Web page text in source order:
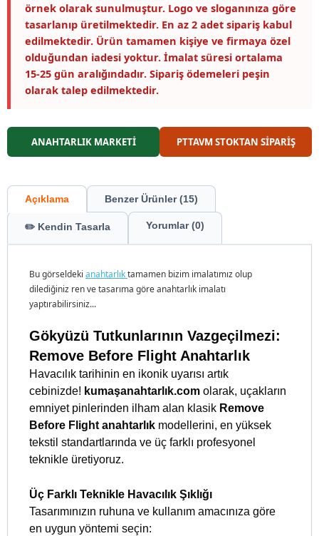
örnek olarak sunulmuştur. Logo ve sloganınıza göre
tasarlanıp üretilmektedir. En az 2 adet sipariş kabul
edilmektedir. Ürün tamamen kişiye ve firmaya özel
olduğundan iadesi yoktur. İmalat süresi ortalama
15-25 gün aralığındadır. Sipariş ödemeleri peşin
olarak talep edilmektedir.
ANAHTARLIK MARKETİ PTTAVM STOKTAN SİPARİŞ
Açıklama Benzer Ürünler (15)
✏️ Kendin Tasarla Yorumlar (0)
Bu görseldeki anahtarlıktamamen bizim imalatımız olup
dilediğiniz ren ve tasarıma göre anahtarlık imalatı
yaptırabilirsiniz...
Gökyüzü Tutkunlarının Vazgeçilmezi:
Remove Before Flight Anahtarlık
Havacılık tarihinin en ikonik uyarısı artık
cebinizde! kumaşanahtarlık.com olarak, uçakların
emniyet pinlerinden ilham alan klasik Remove
Before Flight anahtarlık modellerini, en yüksek
tekstil standartlarında ve üç farklı profesyonel
teknikle üretiyoruz.
Üç Farklı Teknikle Havacılık Şıklığı
Tasarımınızın ruhuna ve kullanım amacınıza göre
en uygun yöntemi seçin: